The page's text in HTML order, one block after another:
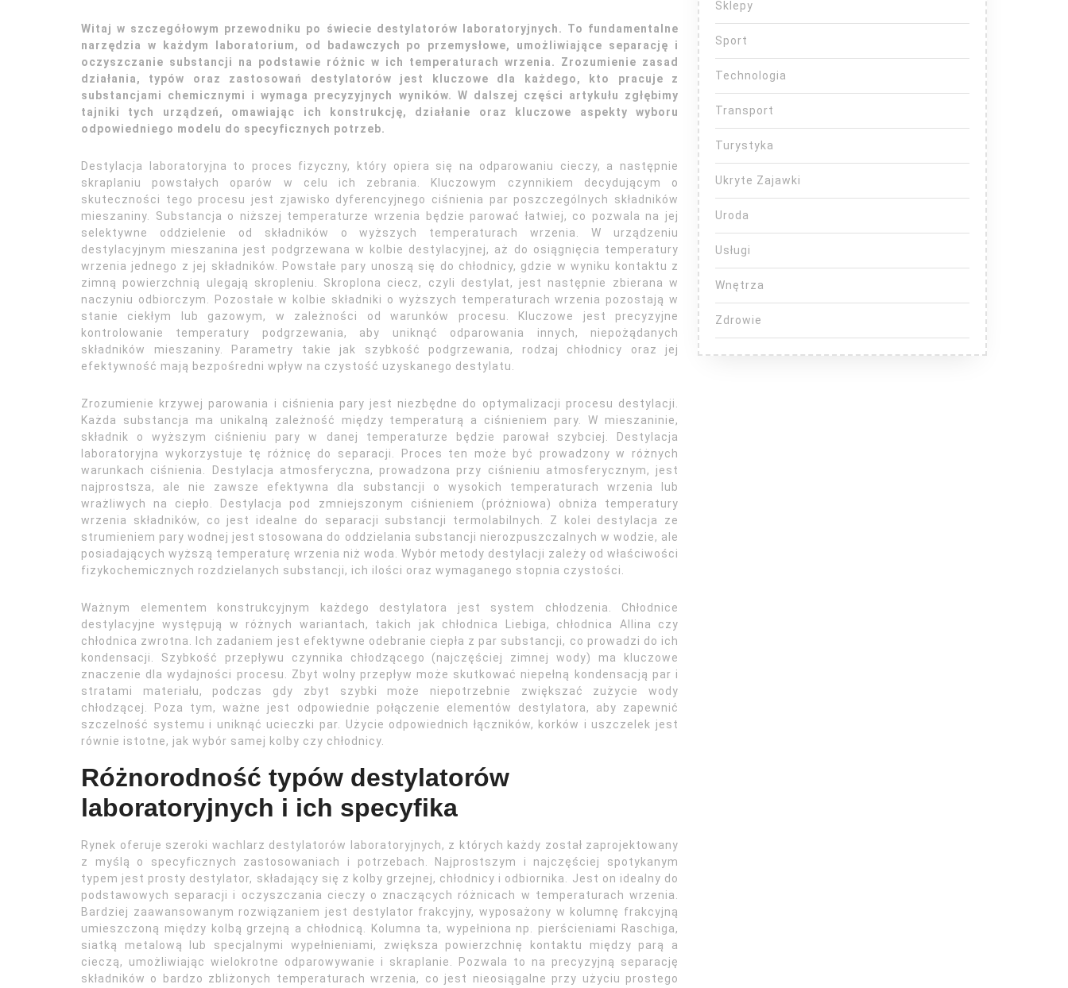
Witaj w szczegółowym przewodniku po świecie destylatorów laboratoryjnych. To fundamentalne
narzędzia w każdym laboratorium, od badawczych po przemysłowe, umożliwiające separację i
oczyszczanie substancji na podstawie różnic w ich temperaturach wrzenia. Zrozumienie zasad
działania, typów oraz zastosowań destylatorów jest kluczowe dla każdego, kto pracuje z
substancjami chemicznymi i wymaga precyzyjnych wyników. W dalszej części artykułu zgłębimy
tajniki tych urządzeń, omawiając ich konstrukcję, działanie oraz kluczowe aspekty wyboru
odpowiedniego modelu do specyficznych potrzeb.
Destylacja laboratoryjna to proces fizyczny, który opiera się na odparowaniu cieczy, a następnie
skraplaniu powstałych oparów w celu ich zebrania. Kluczowym czynnikiem decydującym o
skuteczności tego procesu jest zjawisko dyferencyjnego ciśnienia par poszczególnych składników
mieszaniny. Substancja o niższej temperaturze wrzenia będzie parować łatwiej, co pozwala na jej
selektywne oddzielenie od składników o wyższych temperaturach wrzenia. W urządzeniu
destylacyjnym mieszanina jest podgrzewana w kolbie destylacyjnej, aż do osiągnięcia temperatury
wrzenia jednego z jej składników. Powstałe pary unoszą się do chłodnicy, gdzie w wyniku kontaktu z
zimną powierzchnią ulegają skropleniu. Skroplona ciecz, czyli destylat, jest następnie zbierana w
naczyniu odbiorczym. Pozostałe w kolbie składniki o wyższych temperaturach wrzenia pozostają w
stanie ciekłym lub gazowym, w zależności od warunków procesu. Kluczowe jest precyzyjne
kontrolowanie temperatury podgrzewania, aby uniknąć odparowania innych, niepożądanych
składników mieszaniny. Parametry takie jak szybkość podgrzewania, rodzaj chłodnicy oraz jej
efektywność mają bezpośredni wpływ na czystość uzyskanego destylatu.
Zrozumienie krzywej parowania i ciśnienia pary jest niezbędne do optymalizacji procesu destylacji.
Każda substancja ma unikalną zależność między temperaturą a ciśnieniem pary. W mieszaninie,
składnik o wyższym ciśnieniu pary w danej temperaturze będzie parował szybciej. Destylacja
laboratoryjna wykorzystuje tę różnicę do separacji. Proces ten może być prowadzony w różnych
warunkach ciśnienia. Destylacja atmosferyczna, prowadzona przy ciśnieniu atmosferycznym, jest
najprostsza, ale nie zawsze efektywna dla substancji o wysokich temperaturach wrzenia lub
wrażliwych na ciepło. Destylacja pod zmniejszonym ciśnieniem (próżniowa) obniża temperatury
wrzenia składników, co jest idealne do separacji substancji termolabilnych. Z kolei destylacja ze
strumieniem pary wodnej jest stosowana do oddzielania substancji nierozpuszczalnych w wodzie, ale
posiadających wyższą temperaturę wrzenia niż woda. Wybór metody destylacji zależy od właściwości
fizykochemicznych rozdzielanych substancji, ich ilości oraz wymaganego stopnia czystości.
Ważnym elementem konstrukcyjnym każdego destylatora jest system chłodzenia. Chłodnice
destylacyjne występują w różnych wariantach, takich jak chłodnica Liebiga, chłodnica Allina czy
chłodnica zwrotna. Ich zadaniem jest efektywne odebranie ciepła z par substancji, co prowadzi do ich
kondensacji. Szybkość przepływu czynnika chłodzącego (najczęściej zimnej wody) ma kluczowe
znaczenie dla wydajności procesu. Zbyt wolny przepływ może skutkować niepełną kondensacją par i
stratami materiału, podczas gdy zbyt szybki może niepotrzebnie zwiększać zużycie wody
chłodzącej. Poza tym, ważne jest odpowiednie połączenie elementów destylatora, aby zapewnić
szczelność systemu i uniknąć ucieczki par. Użycie odpowiednich łączników, korków i uszczelek jest
równie istotne, jak wybór samej kolby czy chłodnicy.
Różnorodność typów destylatorów
laboratoryjnych i ich specyfika
Rynek oferuje szeroki wachlarz destylatorów laboratoryjnych, z których każdy został zaprojektowany
z myślą o specyficznych zastosowaniach i potrzebach. Najprostszym i najczęściej spotykanym
typem jest prosty destylator, składający się z kolby grzejnej, chłodnicy i odbiornika. Jest on idealny do
podstawowych separacji i oczyszczania cieczy o znaczących różnicach w temperaturach wrzenia.
Bardziej zaawansowanym rozwiązaniem jest destylator frakcyjny, wyposażony w kolumnę frakcyjną
umieszczoną między kolbą grzejną a chłodnicą. Kolumna ta, wypełniona np. pierścieniami Raschiga,
siatką metalową lub specjalnymi wypełnieniami, zwiększa powierzchnię kontaktu między parą a
cieczą, umożliwiając wielokrotne odparowywanie i skraplanie. Pozwala to na precyzyjną separację
składników o bardzo zbliżonych temperaturach wrzenia, co jest nieosiągalne przy użyciu prostego
Sklepy
Sport
Technologia
Transport
Turystyka
Ukryte Zajawki
Uroda
Usługi
Wnętrza
Zdrowie